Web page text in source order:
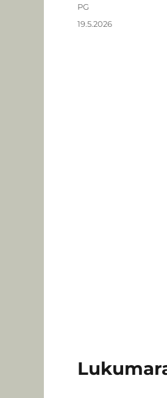
Kirjoittaja
PG
Julkaistu
19.5.2026